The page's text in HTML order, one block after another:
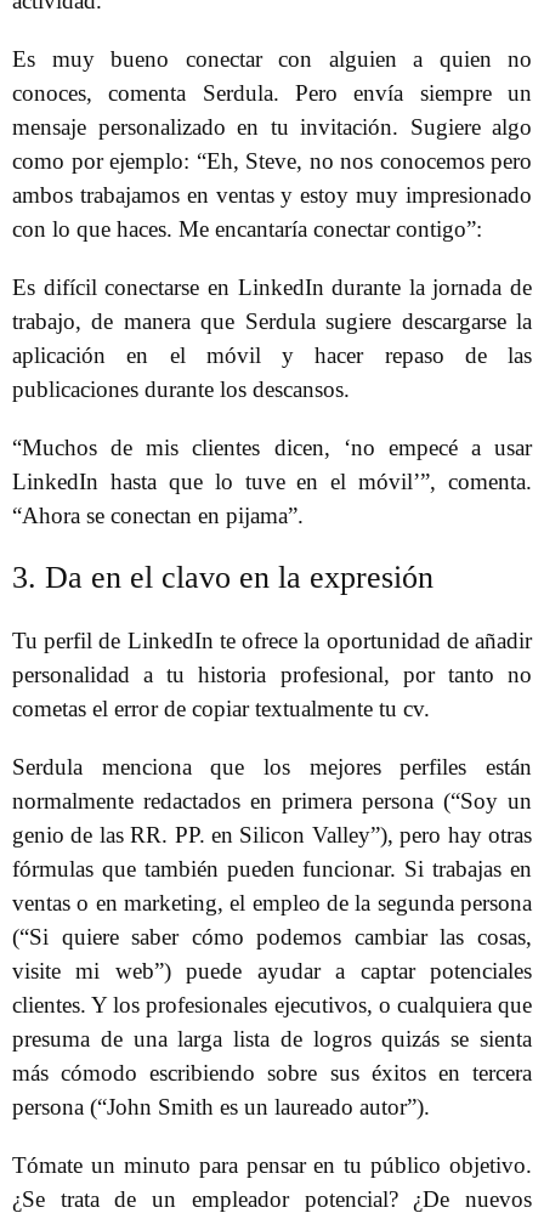
Es muy bueno conectar con alguien a quien no
conoces, comenta Serdula. Pero envía siempre un
mensaje personalizado en tu invitación. Sugiere algo
como por ejemplo: “Eh, Steve, no nos conocemos pero
ambos trabajamos en ventas y estoy muy impresionado
con lo que haces. Me encantaría conectar contigo”:
Es difícil conectarse en LinkedIn durante la jornada de
trabajo, de manera que Serdula sugiere descargarse la
aplicación en el móvil y hacer repaso de las
publicaciones durante los descansos.
“Muchos de mis clientes dicen, ‘no empecé a usar
LinkedIn hasta que lo tuve en el móvil’”, comenta.
“Ahora se conectan en pijama”.
3. Da en el clavo en la expresión
Tu perfil de LinkedIn te ofrece la oportunidad de añadir
personalidad a tu historia profesional, por tanto no
cometas el error de copiar textualmente tu cv.
Serdula menciona que los mejores perfiles están
normalmente redactados en primera persona (“Soy un
genio de las RR. PP. en Silicon Valley”), pero hay otras
fórmulas que también pueden funcionar. Si trabajas en
ventas o en marketing, el empleo de la segunda persona
(“Si quiere saber cómo podemos cambiar las cosas,
visite mi web”) puede ayudar a captar potenciales
clientes. Y los profesionales ejecutivos, o cualquiera que
presuma de una larga lista de logros quizás se sienta
más cómodo escribiendo sobre sus éxitos en tercera
persona (“John Smith es un laureado autor”).
Tómate un minuto para pensar en tu público objetivo.
¿Se trata de un empleador potencial? ¿De nuevos